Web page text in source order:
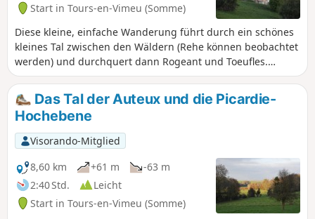
Start in Tours-en-Vimeu (Somme)
Diese kleine, einfache Wanderung führt durch ein schönes
kleines Tal zwischen den Wäldern (Rehe können beobachtet
werden) und durchquert dann Rogeant und Toeufles.
Bemerkenswert sind einige typische pikardische Häuser
sowie die Schlösser von Rogeant und Toeufles. Der Aufstieg
auf das Plateau bietet einen schönen Ausblick auf das Trie-
Tal, bevor es zurück nach Houdent geht.
Das Tal der Auteux und die Picardie-
Hochebene
Visorando-Mitglied
8,60 km
+61 m
-63 m
2:40 Std.
Leicht
Start in Tours-en-Vimeu (Somme)